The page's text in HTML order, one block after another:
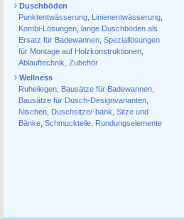
Duschböden
Punktentwässerung Linienentwässerung
Kombi-Lösungen lange Duschböden als
Ersatz für Badewannen Speziallösungen
für Montage auf Holzkonstruktionen
Ablauf­technik, Zubehör
Wellness
Ruheliegen
Bausätze für Badewannen
Bausätze für Dusch-Designvarianten
Nischen
Duschsitze/-bank Sitze und
Bänke Schmuckteile Rundungselemente